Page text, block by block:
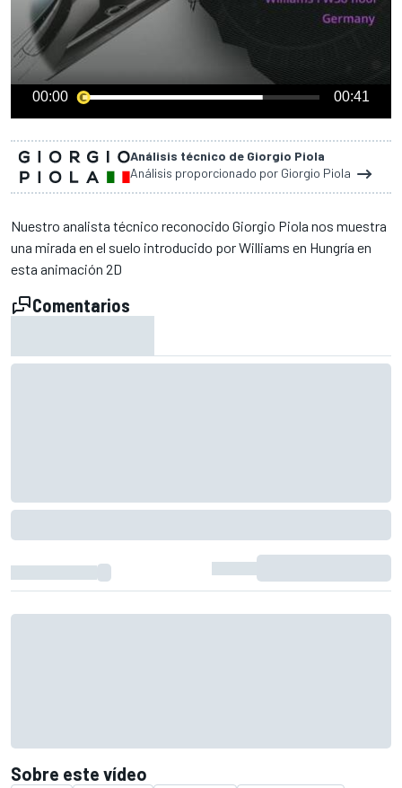
00:00 00:41
Análisis técnico de Giorgio Piola
Análisis proporcionado por Giorgio Piola
Nuestro analista técnico reconocido Giorgio Piola nos muestra
una mirada en el suelo introducido por Williams en Hungría en
esta animación 2D
Comentarios
Sobre este vídeo